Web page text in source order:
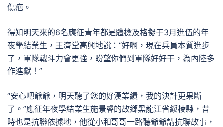
傷疤。
得知明天來的6名應征青年都是體檢及格擬于3月進伍的年
夜學結業生，王濟堂高興地說：“好啊，現在兵員本質進步
了，軍隊戰斗力會更強，盼望你們到軍隊好好干，為內陸多
作進獻！”
“安心吧爺爺，明天聽了您的好漢業績，我的決計更果斷
了。”應征年夜學結業生施景睿的故鄉黑龍江省綏棱縣，昔
時也是抗聯依據地，他從小和哥哥一路聽爺爺講抗聯故事，